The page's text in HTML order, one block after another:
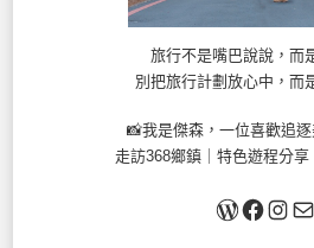
旅行不是嘴巴說說，而
別把旅行計劃放心中，而
📸我是傑森，一位喜歡追
走訪368鄉鎮｜特色遊程分
關於我